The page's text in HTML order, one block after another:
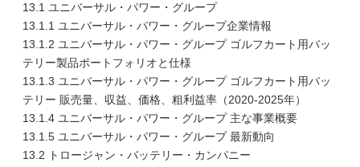
13.1 ユニバーサル・パワー・グループ
13.1.1 ユニバーサル・パワー・グループ企業情報
13.1.2 ユニバーサル・パワー・グループ ゴルフカート用バッ
テリー製品ポートフォリオと仕様
13.1.3 ユニバーサル・パワー・グループ ゴルフカート用バッ
テリー 販売量、収益、価格、粗利益率（2020-2025年）
13.1.4 ユニバーサル・パワー・グループ 主な事業概要
13.1.5 ユニバーサル・パワー・グループ 最新動向
13.2 トロージャン・バッテリー・カンパニー